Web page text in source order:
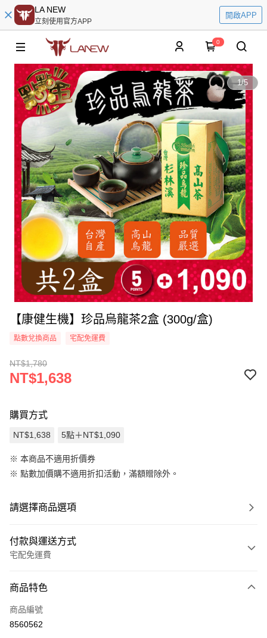
LA NEW
立刻使用官方APP
開啟APP
0
1/5
【康健生機】珍品烏龍茶2盒 (300g/盒)
點數兌換商品 宅配免運費
NT$1,780
NT$1,638
購買方式
NT$1,638 5點＋NT$1,090
※ 本商品不適用折價券
※ 點數加價購不適用折扣活動，滿額贈除外。
請選擇商品選項
付款與運送方式
宅配免運費
信用卡一次付款
LINE Pay
商品特色
商品編號
8560562